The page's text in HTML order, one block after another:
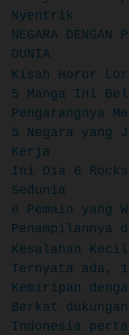
Nyentrik
NEGARA
DUNIA
Kisah Horor
5 Manga Ini
Pengarangnya
5 Negara yang
Kerja
Ini Dia 6
Sedunia
6 Pemain yang
Penampilannya
Kesalahan
Ternyata ada,
Kemiripan
Berkat
Indonesia